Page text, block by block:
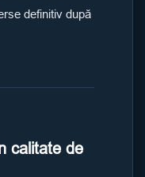
definitiv după
calitate de